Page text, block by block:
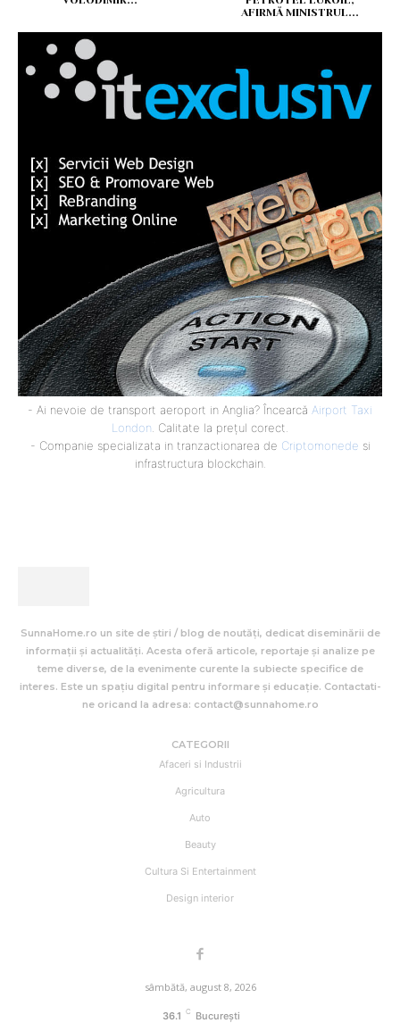
AFIRMĂ MINISTRUL...
- Ai nevoie de transport aeroport in Anglia? Încearcă Airport Taxi
London. Calitate la prețul corect.
- Companie specializata in tranzactionarea de Criptomonede si
infrastructura blockchain.
SunnaHome.ro un site de știri / blog de noutăți, dedicat diseminării de
informații și actualități. Acesta oferă articole, reportaje și analize pe
teme diverse, de la evenimente curente la subiecte specifice de
interes. Este un spațiu digital pentru informare și educație. Contactati-
ne oricand la adresa: contact@sunnahome.ro
CATEGORII
Afaceri si Industrii
Agricultura
Auto
Beauty
Cultura Si Entertainment
Design interior
sâmbătă, august 8, 2026
36.1 C București